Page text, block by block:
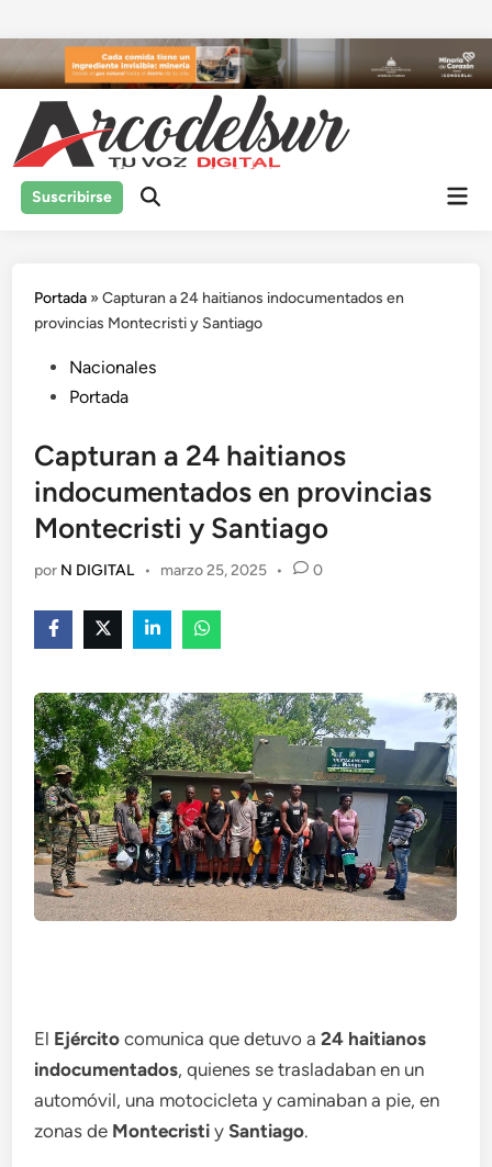
al
contenido
Suscribirse
Portada »Capturan a 24 haitianos indocumentados en
provincias Montecristi y Santiago
Publicado
en
Nacionales
Portada
Capturan a 24 haitianos
indocumentados en provincias
Montecristi y Santiago
por N DIGITAL • marzo 25, 2025 • 0
El Ejército comunica que detuvo a24 haitianos
indocumentados, quienes se trasladaban en un
automóvil, una motocicleta y caminaban a pie, en
zonas de Montecristi ySantiago.